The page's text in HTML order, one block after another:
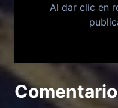
Al dar clic en